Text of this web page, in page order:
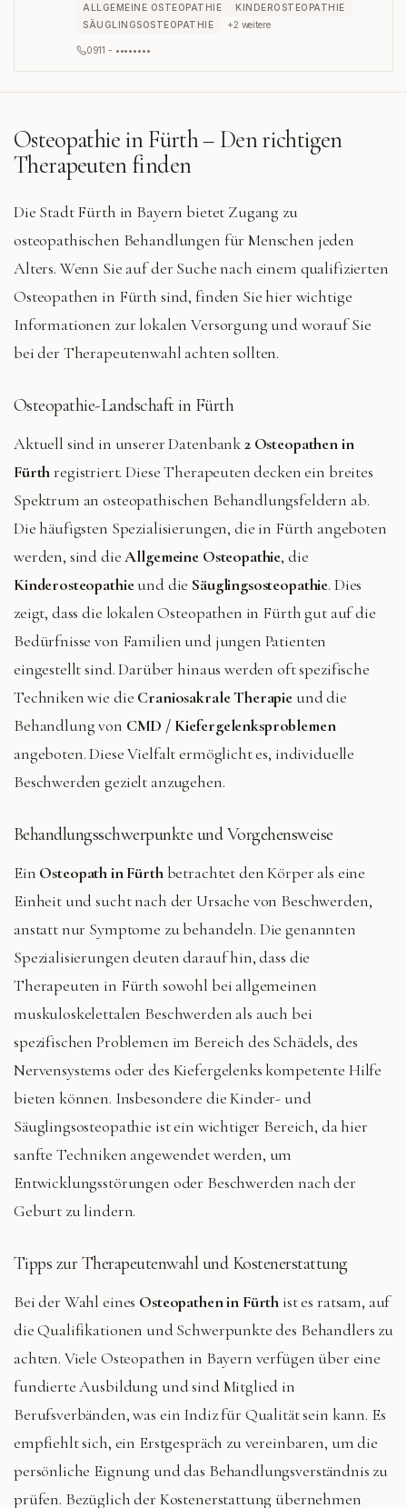
ALLGEMEINE OSTEOPATHIE
KINDEROSTEOPATHIE
SÄUGLINGSOSTEOPATHIE
+2 weitere
0911 - ••••••••
Osteopathie inFürth– Den richtigen
Therapeuten finden
Die Stadt Fürth in Bayern bietet Zugang zu
osteopathischen Behandlungen für Menschen jeden
Alters. Wenn Sie auf der Suche nach einem qualifizierten
Osteopathen in Fürth sind, finden Sie hier wichtige
Informationen zur lokalen Versorgung und worauf Sie
bei der Therapeutenwahl achten sollten.
Osteopathie-Landschaft in Fürth
Aktuell sind in unserer Datenbank2 Osteopathen in
Fürthregistriert. Diese Therapeuten decken ein breites
Spektrum an osteopathischen Behandlungsfeldern ab.
Die häufigsten Spezialisierungen, die in Fürth angeboten
werden, sind dieAllgemeine Osteopathie, die
Kinderosteopathieund die Säuglingsosteopathie. Dies
zeigt, dass die lokalen Osteopathen in Fürth gut auf die
Bedürfnisse von Familien und jungen Patienten
eingestellt sind. Darüber hinaus werden oft spezifische
Techniken wie die Craniosakrale Therapie und die
Behandlung von CMD / Kiefergelenksproblemen
angeboten. Diese Vielfalt ermöglicht es, individuelle
Beschwerden gezielt anzugehen.
Behandlungsschwerpunkte und Vorgehensweise
Ein Osteopath in Fürthbetrachtet den Körper als eine
Einheit und sucht nach der Ursache von Beschwerden,
anstatt nur Symptome zu behandeln. Die genannten
Spezialisierungen deuten darauf hin, dass die
Therapeuten in Fürth sowohl bei allgemeinen
muskuloskelettalen Beschwerden als auch bei
spezifischen Problemen im Bereich des Schädels, des
Nervensystems oder des Kiefergelenks kompetente Hilfe
bieten können. Insbesondere die Kinder- und
Säuglingsosteopathie ist ein wichtiger Bereich, da hier
sanfte Techniken angewendet werden, um
Entwicklungsstörungen oder Beschwerden nach der
Geburt zu lindern.
Tipps zur Therapeutenwahl und Kostenerstattung
Bei der Wahl eines Osteopathen in Fürth ist es ratsam, auf
die Qualifikationen und Schwerpunkte des Behandlers zu
achten. Viele Osteopathen in Bayern verfügen über eine
fundierte Ausbildung und sind Mitglied in
Berufsverbänden, was ein Indiz für Qualität sein kann. Es
empfiehlt sich, ein Erstgespräch zu vereinbaren, um die
persönliche Eignung und das Behandlungsverständnis zu
prüfen. Bezüglich der Kostenerstattung übernehmen